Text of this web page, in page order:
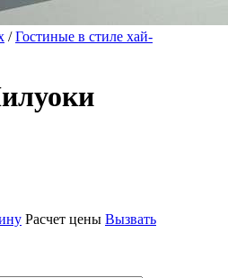
/Гостиные в стиле хай-
Расчет цены Вызвать